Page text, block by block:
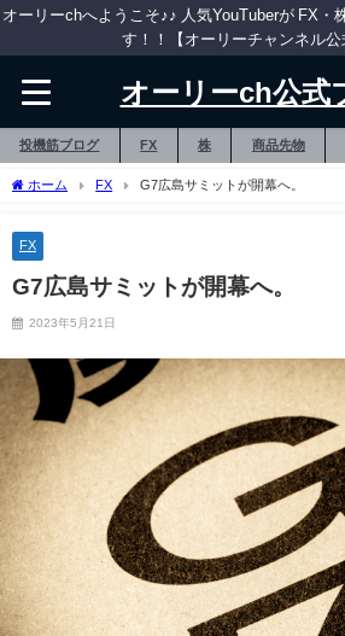
オーリーchへようこそ♪♪ 人気YouTuberが FX・
す！！【オーリーチャンネル公
オーリーch公式
投機筋ブログ FX 株 商品先物
ホーム FX G7広島サミットが開幕へ。
FX
G7広島サミットが開幕へ。
2023年5月21日